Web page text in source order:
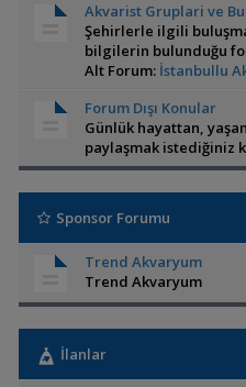
Akvarist Gruplari ve
Şehirlerle ilgili
bilgilerin bulunduğu
Alt Forum: İstanbullu
Forum Dışı Konular
Günlük hayattan,
paylaşmak istediğiniz
Sponsor Forumu
Trend Akvaryum
Trend Akvaryum
İlanlar